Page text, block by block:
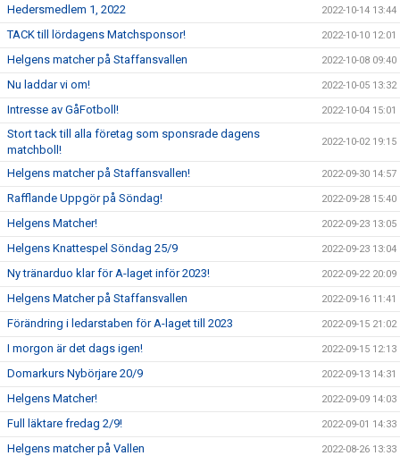
Hedersmedlem 1, 2022 2022-10-14 13:44
TACK till lördagens Matchsponsor! 2022-10-10 12:01
Helgens matcher på Staffansvallen 2022-10-08 09:40
Nu laddar vi om! 2022-10-05 13:32
Intresse av GåFotboll! 2022-10-04 15:01
Stort tack till alla företag som sponsrade dagens
matchboll!
2022-10-02 19:15
Helgens matcher på Staffansvallen! 2022-09-30 14:57
Rafflande Uppgör på Söndag! 2022-09-28 15:40
Helgens Matcher! 2022-09-23 13:05
Helgens Knattespel Söndag 25/9 2022-09-23 13:04
Ny tränarduo klar för A-laget inför 2023! 2022-09-22 20:09
Helgens Matcher på Staffansvallen 2022-09-16 11:41
Förändring i ledarstaben för A-laget till 2023 2022-09-15 21:02
I morgon är det dags igen! 2022-09-15 12:13
Domarkurs Nybörjare 20/9 2022-09-13 14:31
Helgens Matcher! 2022-09-09 14:03
Full läktare fredag 2/9! 2022-09-01 14:33
Helgens matcher på Vallen 2022-08-26 13:33